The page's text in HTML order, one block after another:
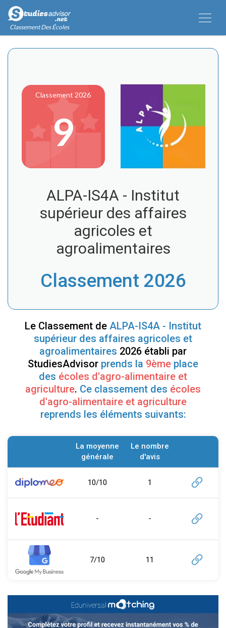
Classement Des Écoles
Classement 2026
9
ALPA-IS4A - Institut
supérieur des affaires
agricoles et
agroalimentaires
Classement 2026
Le Classement de ALPA-IS4A - Institut
supérieur des affaires agricoles et
agroalimentaires 2026 établi par
StudiesAdvisor prends la 9ème place
des écoles d'agro-alimentaire et
agriculture. Ce classement des écoles
d'agro-alimentaire et agriculture
reprends les éléments suivants:
La moyenne
générale
Le nombre
d'avis
10/10 1
- -
7/10 11